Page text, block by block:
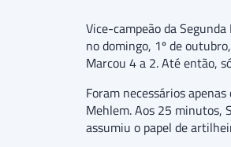
Vice-campeão da
no domingo, 1º de
Marcou 4 a 2. Até então,
Foram necessários
Mehlem. Aos 25 minutos,
assumiu o papel de